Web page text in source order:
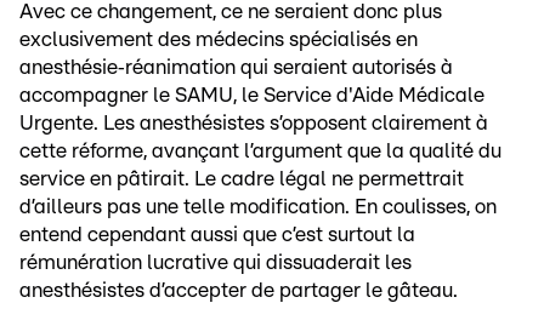
Avec ce changement, ce ne seraient donc plus
exclusivement des médecins spécialisés en
anesthésie‑réanimation qui seraient autorisés à
accompagner le SAMU, le Service d'Aide Médicale
Urgente. Les anesthésistes s’opposent clairement à
cette réforme, avançant l’argument que la qualité du
service en pâtirait. Le cadre légal ne permettrait
d’ailleurs pas une telle modification. En coulisses, on
entend cependant aussi que c’est surtout la
rémunération lucrative qui dissuaderait les
anesthésistes d’accepter de partager le gâteau.